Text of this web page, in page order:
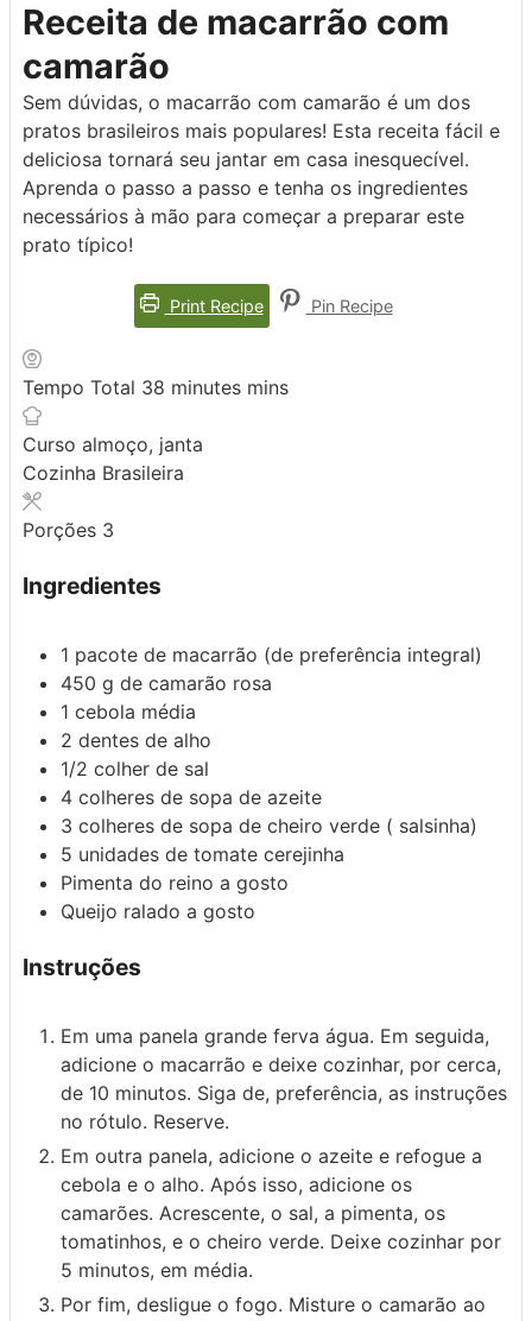
Receita de macarrão com
camarão
Sem dúvidas, o macarrão com camarão é um dos
pratos brasileiros mais populares! Esta receita fácil e
deliciosa tornará seu jantar em casa inesquecível.
Aprenda o passo a passo e tenha os ingredientes
necessários à mão para começar a preparar este
prato típico!
Print Recipe Pin Recipe
Tempo Total 38 minutes mins
Curso almoço, janta
Cozinha Brasileira
Porções 3
Ingredientes
1 pacote de macarrão (de preferência integral)
450 g de camarão rosa
1 cebola média
2 dentes de alho
1/2 colher de sal
4 colheres de sopa de azeite
3 colheres de sopa de cheiro verde ( salsinha)
5 unidades de tomate cerejinha
Pimenta do reino a gosto
Queijo ralado a gosto
Instruções
Em uma panela grande ferva água. Em seguida,
adicione o macarrão e deixe cozinhar, por cerca,
de 10 minutos. Siga de, preferência, as instruções
no rótulo. Reserve.
Em outra panela, adicione o azeite e refogue a
cebola e o alho. Após isso, adicione os
camarões. Acrescente, o sal, a pimenta, os
tomatinhos, e o cheiro verde. Deixe cozinhar por
5 minutos, em média.
Por fim, desligue o fogo. Misture o camarão ao